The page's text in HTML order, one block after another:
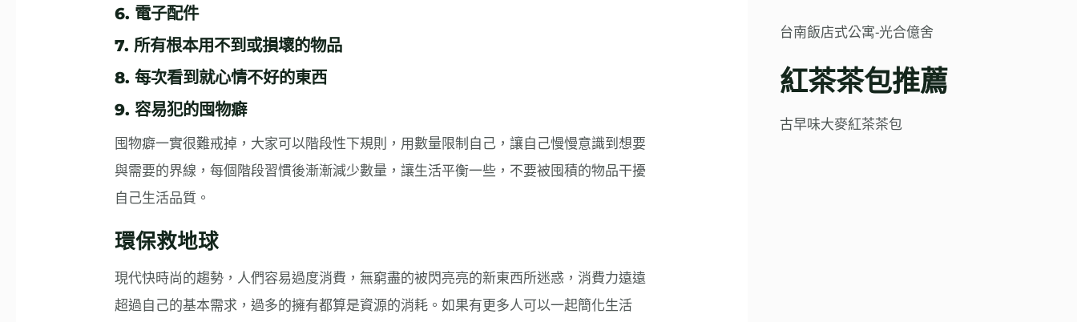
6. 電子配件
7. 所有根本用不到或損壞的物品
8. 每次看到就心情不好的東西
9. 容易犯的囤物癖
囤物癖一實很難戒掉，大家可以階段性下規則，用數量限制自己，讓自己慢慢意識到想要
與需要的界線，每個階段習慣後漸漸減少數量，讓生活平衡一些，不要被囤積的物品干擾
自己生活品質。
環保救地球
現代快時尚的趨勢，人們容易過度消費，無窮盡的被閃亮亮的新東西所迷惑，消費力遠遠
超過自己的基本需求，過多的擁有都算是資源的消耗。如果有更多人可以一起簡化生活
台南飯店式公寓-光合億舍
紅茶茶包推薦
古早味大麥紅茶茶包